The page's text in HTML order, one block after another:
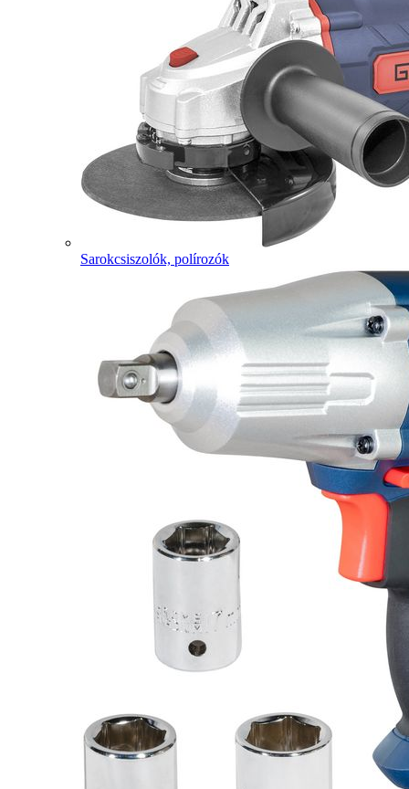
Sarokcsiszolók, polírozók